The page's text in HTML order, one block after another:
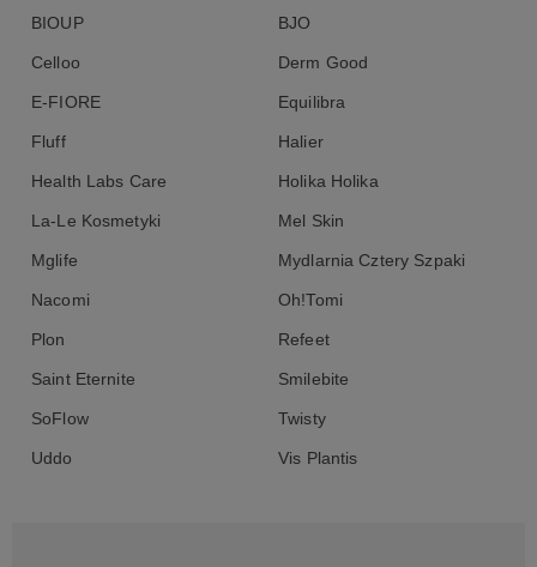
Kobiety w ciąży i matki karmiące stosowanie preparatu powinny
BIOUP BJO
Celloo Derm Good
E-FIORE Equilibra
Fluff Halier
Health Labs Care Holika Holika
La-Le Kosmetyki Mel Skin
Mglife Mydlarnia Cztery Szpaki
Nacomi Oh!Tomi
Plon Refeet
Saint Eternite Smilebite
SoFlow Twisty
Uddo Vis Plantis